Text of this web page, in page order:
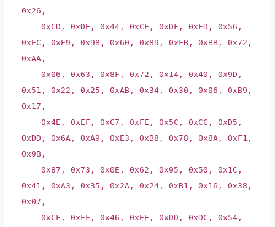
0x26,
0xCD, 0xDE, 0x44, 0xCF, 0xDF, 0xFD, 0x56,
0xEC, 0xE9, 0x98, 0x60, 0x89, 0xFB, 0xBB, 0x72,
0xAA,
0x06, 0x63, 0x8F, 0x72, 0x14, 0x40, 0x9D,
0x51, 0x22, 0x25, 0xAB, 0x34, 0x30, 0x06, 0xB9,
0x17,
0x4E, 0xEF, 0xC7, 0xFE, 0x5C, 0xCC, 0xD5,
0xDD, 0x6A, 0xA9, 0xE3, 0xB8, 0x78, 0x8A, 0xF1,
0x9B,
0x87, 0x73, 0x0E, 0x62, 0x95, 0x50, 0x1C,
0x41, 0xA3, 0x35, 0x2A, 0x24, 0xB1, 0x16, 0x38,
0x07,
0xCF, 0xFF, 0x46, 0xEE, 0xDD, 0xDC, 0x54,